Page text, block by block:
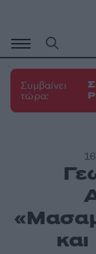
περιεχόμενο
Συμβαίνει
τώρα: